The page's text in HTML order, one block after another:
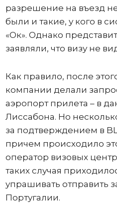
разрешение на въезд
были и такие, у кого в
«Ок». Однако
заявляли, что визу не
Как правило, после
компании делали
аэропорт прилета – в
Лиссабона. Но
за подтверждением в
причем происходило
оператор визовых
таких случая
упрашивать отправить
Португалии.